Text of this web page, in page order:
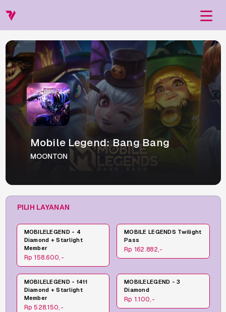
Mobile Legend: Bang Bang
MOONTON
PILIH LAYANAN
MOBILELEGEND - 4
Diamond + Starlight
Member
Rp 158.600,-
MOBILE LEGENDS Twilight
Pass
Rp 162.882,-
MOBILELEGEND - 1411
Diamond + Starlight
Member
Rp 528.150,-
MOBILELEGEND - 3
Diamond
Rp 1.100,-